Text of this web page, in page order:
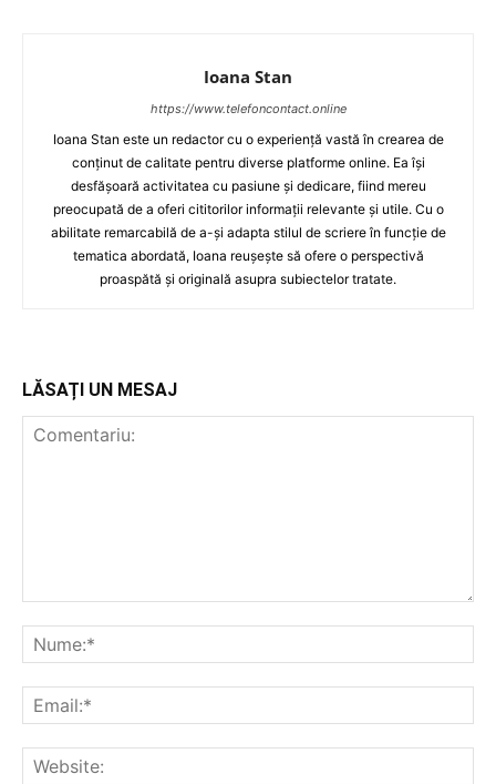
Ioana Stan
https://www.telefoncontact.online
Ioana Stan este un redactor cu o experiență vastă în crearea de
conținut de calitate pentru diverse platforme online. Ea își
desfășoară activitatea cu pasiune și dedicare, fiind mereu
preocupată de a oferi cititorilor informații relevante și utile. Cu o
abilitate remarcabilă de a-și adapta stilul de scriere în funcție de
tematica abordată, Ioana reușește să ofere o perspectivă
proaspătă și originală asupra subiectelor tratate.
LĂSAȚI UN MESAJ